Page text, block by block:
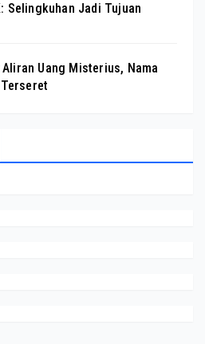
Selingkuhan Jadi Tujuan
Aliran Uang Misterius, Nama